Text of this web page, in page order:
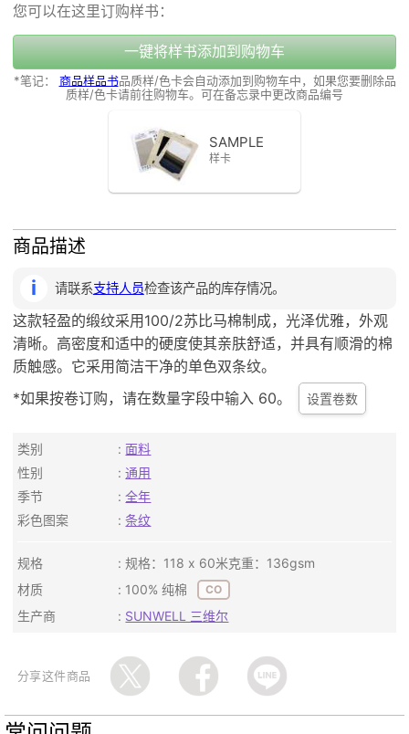
您可以在这里订购样书：
一键将样书添加到购物车
*笔记： 商品样品书品质样/色卡会自动添加到购物车中，如果您要删除品
质样/色卡请前往购物车。可在备忘录中更改商品编号
SAMPLE
样卡
商品描述
请联系支持人员检查该产品的库存情况。
这款轻盈的缎纹采用100/2苏比马棉制成，光泽优雅，外观
清晰。高密度和适中的硬度使其亲肤舒适，并具有顺滑的棉
质触感。它采用简洁干净的单色双条纹。
*如果按卷订购，请在数量字段中输入 60。
设置卷数
类别
面料
性别
通用
季节
全年
彩色图案
条纹
规格
规格：118 x 60米克重：136gsm
材质
100% 纯棉 CO
生产商 SUNWELL 三维尔
分享这件商品